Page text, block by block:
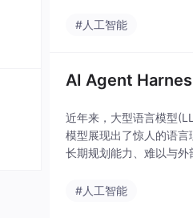
#人工智能
AI Agent
近年来，大型语言模型
模型展现出了惊人的语
长期规划能力、难以与外
#人工智能